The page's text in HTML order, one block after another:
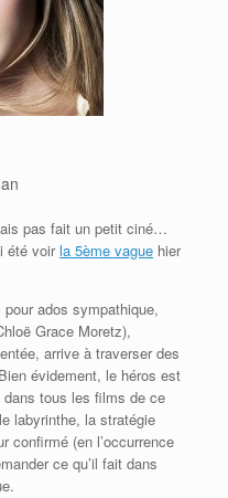
pas fait un petit ciné…
été voirla 5ème vague hier
ados sympathique,
Grace Moretz),
arrive à traverser des
évidement, le héros est
tous les films de ce
labyrinthe, la stratégie
confirmé (en l’occurrence
ce qu’il fait dans